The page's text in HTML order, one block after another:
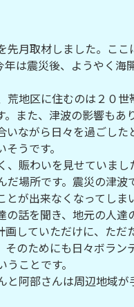
月取材しました。こ
は震災後、ようやく
地区に住むのは２０
また、津波の影響も
ながら日々を過ごした
うです。
賑わいを見せていま
場所です。震災の津
が出来なくなってし
話を聞き、地元の人
していただけに、た
のためにも日々ボラ
ことです。
阿部さんは周辺地域